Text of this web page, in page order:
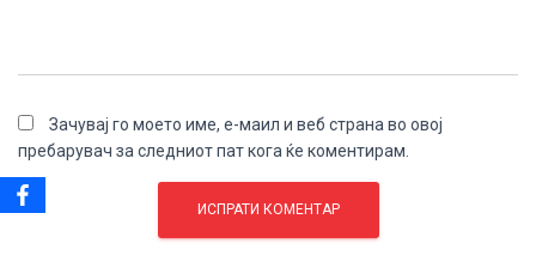
Зачувај го моето име, е-маил и веб страна во овој
пребарувач за следниот пат кога ќе коментирам.